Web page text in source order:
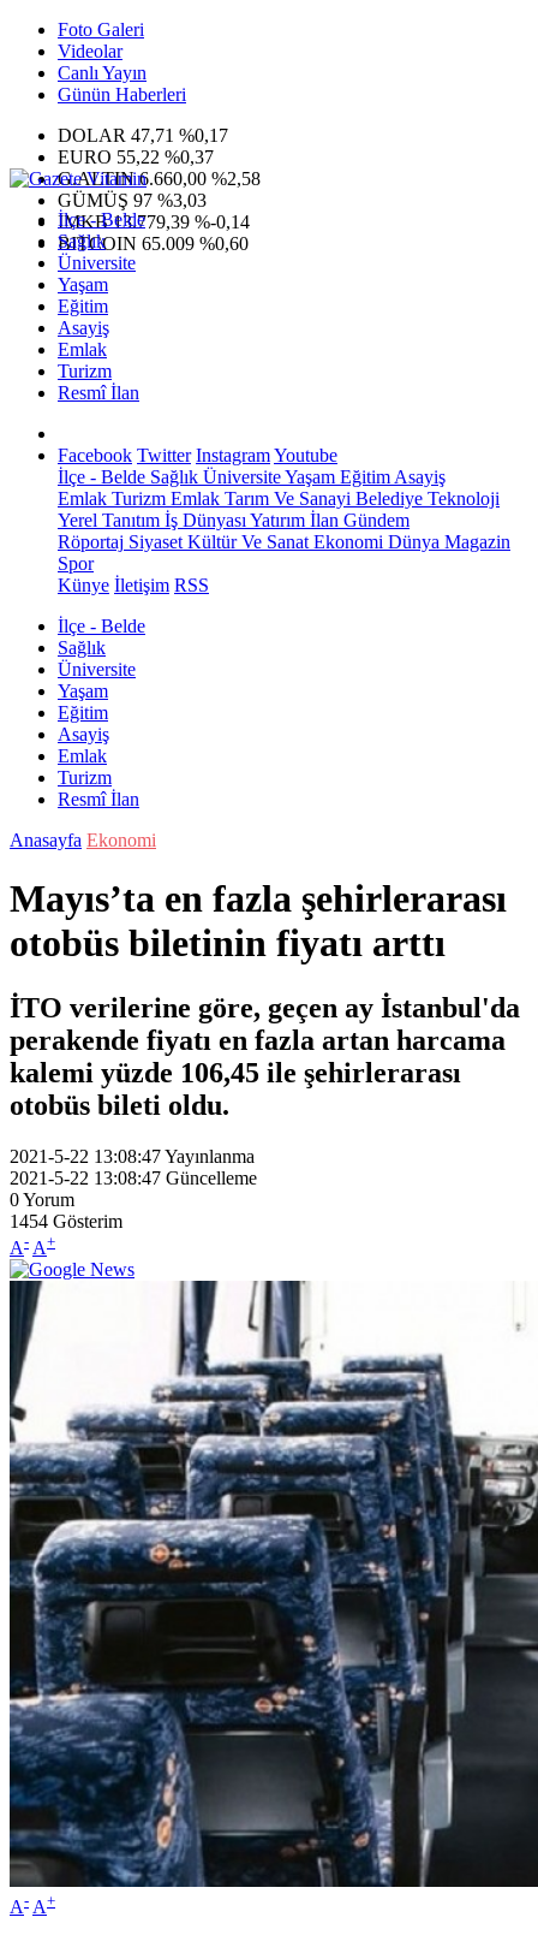
Foto Galeri
Videolar
Canlı Yayın
Günün Haberleri
DOLAR 47,71 %0,17
EURO 55,22 %0,37
G.ALTIN6.660,00 %2,58
GÜMÜŞ 97 %3,03
IMKB13.779,39 %-0,14
BITCOIN 65.009 %0,60
İlçe - Belde
Sağlık
Üniversite
Yaşam
Eğitim
Asayiş
Emlak
Turizm
Resmî İlan
Facebook Twitter InstagramYoutube
İlçe - Belde Sağlık ÜniversiteYaşam Eğitim Asayiş
Emlak Turizm Emlak Tarım Ve Sanayi Belediye Teknoloji
Yerel Tanıtım İş Dünyası Yatırım İlan Gündem
Röportaj Siyaset Kültür Ve Sanat Ekonomi Dünya Magazin
Spor
Künye İletişim RSS
İlçe - Belde
Sağlık
Üniversite
Yaşam
Eğitim
Asayiş
Emlak
Turizm
Resmî İlan
Anasayfa Ekonomi
Mayıs’ta en fazla şehirlerarası
otobüs biletinin fiyatı arttı
İTO verilerine göre, geçen ay İstanbul'da
perakende fiyatı en fazla artan harcama
kalemi yüzde 106,45 ile şehirlerarası
otobüs bileti oldu.
2021-5-22 13:08:47Yayınlanma
2021-5-22 13:08:47 Güncelleme
0Yorum
1454 Gösterim
A- A+
A- A+